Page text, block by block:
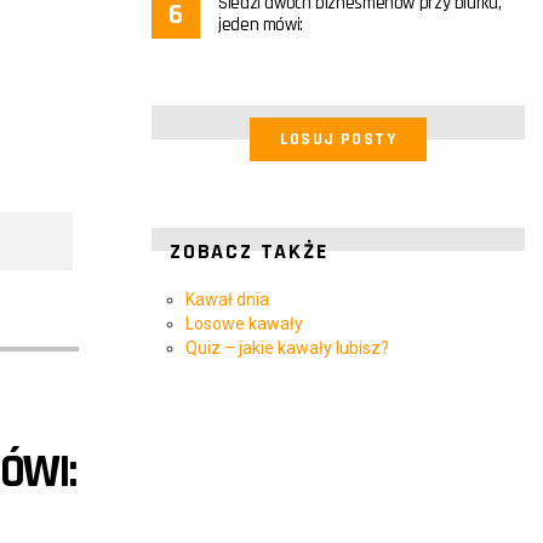
jeden mówi:
LOSUJ POSTY
ZOBACZ TAKŻE
Kawał dnia
Losowe kawały
Quiz – jakie kawały lubisz?